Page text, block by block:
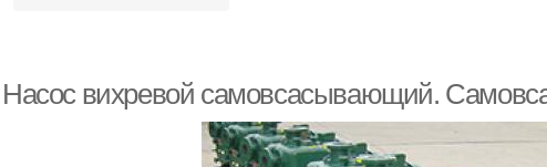
Насос вихревой самовсасывающий.